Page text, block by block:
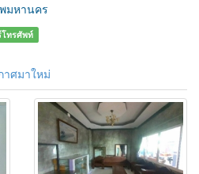
พมหานคร
โทรศัพท์
าศมาใหม่